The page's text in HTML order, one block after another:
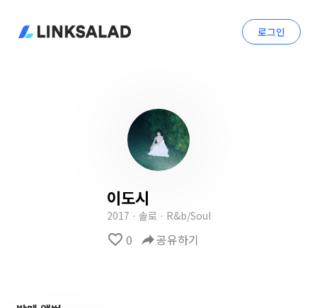
로그인
이도시
2017 · 솔로 · R&b/Soul
favorite_border 0 reply공유하기